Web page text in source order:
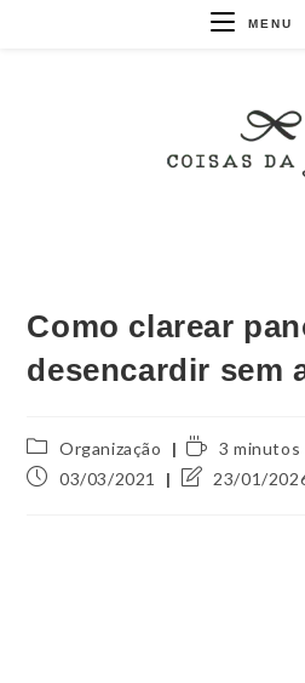
MENU
Como clarear
desencardir sem
Organização
3 minutos
03/03/2021
23/01/